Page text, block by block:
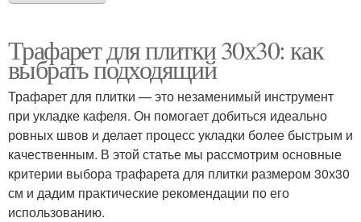
Трафарет для плитки 30х30: как
выбрать подходящий
Трафарет для плитки — это незаменимый инструмент
при укладке кафеля. Он помогает добиться идеально
ровных швов и делает процесс укладки более быстрым и
качественным. В этой статье мы рассмотрим основные
критерии выбора трафарета для плитки размером 30х30
см и дадим практические рекомендации по его
использованию.